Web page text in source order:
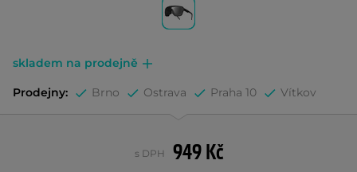
skladem na prodejně
Prodejny: Brno Ostrava Praha 10 Vítkov
949 Kč
s DPH